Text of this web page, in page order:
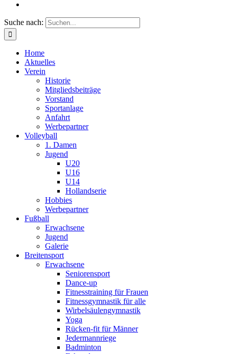
Suche nach:
Home
Aktuelles
Verein
Historie
Mitgliedsbeiträge
Vorstand
Sportanlage
Anfahrt
Werbepartner
Volleyball
1. Damen
Jugend
U20
U16
U14
Hollandserie
Hobbies
Werbepartner
Fußball
Erwachsene
Jugend
Galerie
Breitensport
Erwachsene
Seniorensport
Dance-up
Fitnesstraining für Frauen
Fitnessgymnastik für alle
Wirbelsäulengymnastik
Yoga
Rücken-fit für Männer
Jedermannriege
Badminton